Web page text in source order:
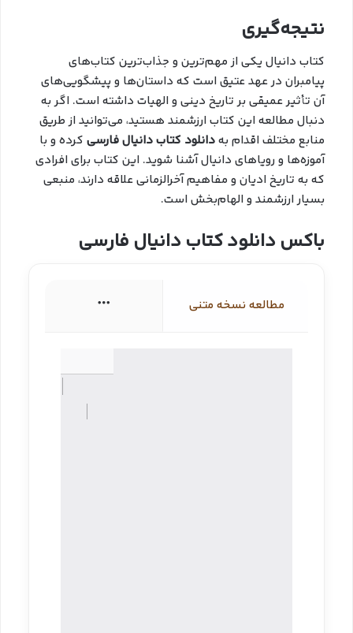
نتیجه‌گیری
کتاب دانیال یکی از مهم‌ترین و جذاب‌ترین کتاب‌های
پیامبران در عهد عتیق است که داستان‌ها و پیشگویی‌های
آن تأثیر عمیقی بر تاریخ دینی و الهیات داشته است. اگر به
دنبال مطالعه این کتاب ارزشمند هستید، می‌توانید از طریق
منابع مختلف اقدام بهدانلود کتاب دانیال فارسی کرده و با
آموزه‌ها و رویاهای دانیال آشنا شوید. این کتاب برای افرادی
که به تاریخ ادیان و مفاهیم آخرالزمانی علاقه دارند، منبعی
بسیار ارزشمند و الهام‌بخش است.
باکس دانلود کتاب دانیال فارسی
مطالعه نسخه متنی